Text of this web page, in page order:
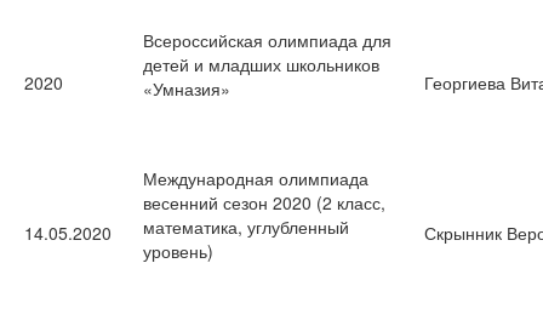
2020
Всероссийская олимпиада для
детей и младших школьников
«Умназия»
Георгиева
14.05.2020
Международная олимпиада
весенний сезон 2020 (2 класс,
математика, углубленный
уровень)
Скрынник